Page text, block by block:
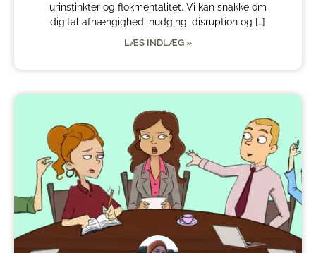
urinstinkter og flokmentalitet. Vi kan snakke om
digital afhængighed, nudging, disruption og […]
LÆS INDLÆG »